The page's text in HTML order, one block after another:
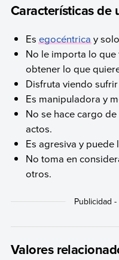
Características de
Esegocéntricay
No le importa lo
obtener lo que
Disfruta viendo
Es manipuladora y
No se hace cargo
actos.
Es agresiva y puede
No toma en
otros.
Valores